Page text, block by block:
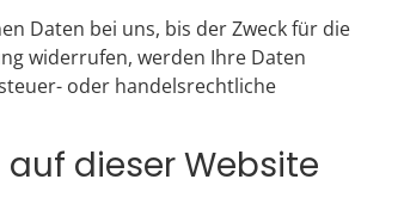
Daten bei uns, bis der Zweck für die
widerrufen, werden Ihre Daten
oder handelsrechtliche
dieser Website